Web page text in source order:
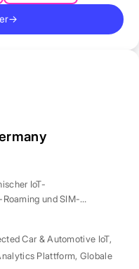
→
IoT-
und SIM-
Car & Automotive IoT,
Plattform, Globale